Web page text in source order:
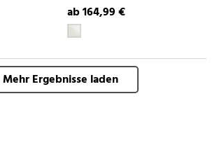
ab 164,99 €
Mehr Ergebnisse laden